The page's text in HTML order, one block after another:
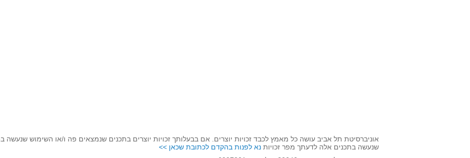
אוניברסיטת תל אביב עושה כל מאמץ לכבד זכויות יוצרים. אם בבעלותך זכויות יוצרים בתכנים שנמצאים פה ו/או השימוש שנעשה
שנעשה בתכנים אלה לדעתך מפר זכויות נא לפנות בהקדם לכתובת שכאן >>